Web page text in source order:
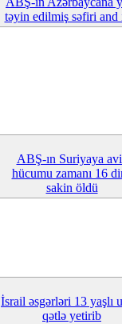
təyin edilmiş səfiri and
ABŞ-ın Suriyaya
hücumu zamanı 16
sakin öldü
İsrail əsgərləri 13 yaşlı
qətlə yetirib